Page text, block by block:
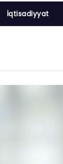
İqtisadiyyat